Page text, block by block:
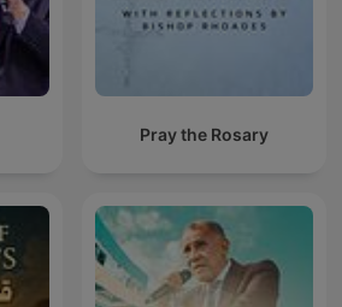
Pray the Rosary